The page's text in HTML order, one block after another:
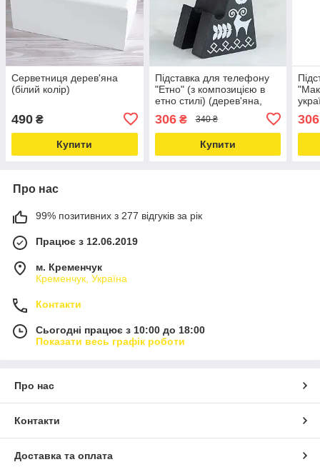
Серветниця дерев'яна
(білий колір)
490 ₴
Купити
Підставка для телефону
"Етно" (з композицією в
етно стилі) (дерев'яна,
306₴ 340 ₴
Купити
306
Про нас
99% позитивних з 277 відгуків за рік
Працює з 12.06.2019
м. Кременчук
Кременчук, Україна
Контакти
Сьогодні працює з 10:00 до 18:00
Показати весь графік роботи
Про нас
Контакти
Доставка та оплата